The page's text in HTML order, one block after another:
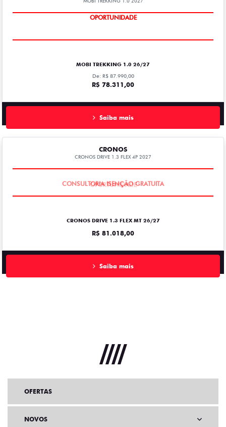
OPORTUNIDADE
MOBI TREKKING 1.0 26/27
De: R$ 87.990,00
R$ 78.311,00
Saiba mais
CRONOS
CRONOS DRIVE 1.3 FLEX 4P 2027
CRONOS DRIVE 1.3 FLEX MT 26/27
R$ 81.018,00
Saiba mais
OFERTAS
NOVOS